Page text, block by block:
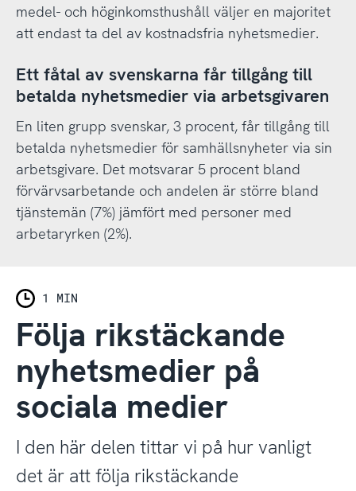
medel- och höginkomsthushåll väljer en majoritet
att endast ta del av kostnadsfria nyhetsmedier.
Ett fåtal av svenskarna får tillgång till
betalda nyhetsmedier via arbetsgivaren
En liten grupp svenskar, 3 procent, får tillgång till
betalda nyhetsmedier för samhällsnyheter via sin
arbetsgivare. Det motsvarar 5 procent bland
förvärvsarbetande och andelen är större bland
tjänstemän (7%) jämfört med personer med
arbetaryrken (2%).
1 MIN
Följa rikstäckande
nyhetsmedier på
sociala medier
I den här delen tittar vi på hur vanligt
det är att följa rikstäckande